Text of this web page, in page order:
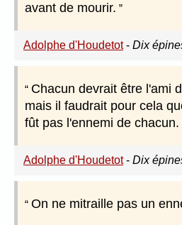
avant de mourir.
Adolphe d'Houdetot- Dix
Chacun devrait être l'ami
mais il faudrait pour cela
fût pas l'ennemi de chacun.
Adolphe d'Houdetot- Dix
On ne mitraille pas un